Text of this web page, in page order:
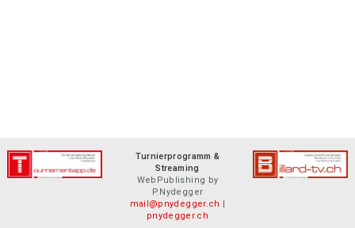
Turnierprogramm &
Streaming
WebPublishing by
P.Nydegger
mail@pnydegger.ch |
pnydegger.ch